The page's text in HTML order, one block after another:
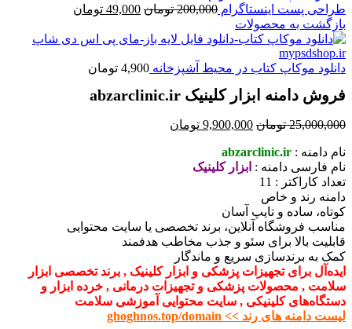
طراحی پست اینستاگرام 200,000 تومان قیمت
200,000 تومان
49,000 تومان
49,000 تومان
بازگشت به محصولات
دانلود موکاپ کتاب در محیط آشپزخانه 4,900 تومان
فروش دامنه ابزار کلینیک abzarclinic.ir
25,000,000 تومان قیمت
بود.
9,900,000 تومان
نام دامنه : abzarclinic.ir
نام فارسی دامنه : ابزار کلینیک
تعداد کاراکتر : 11
دامنه رند و خاص
کوتاه، ساده و تایپ آسان
مناسب فروشگاه آنلاین، برند تخصصی یا سایت محتوایی
قابلیت بالا برای سئو و جذب مخاطب هدفمند
کمک به برندسازی سریع و ماندگار
ایده‌آل برای تجهیزات پزشکی و ابزار کلینیک , برند تخصصی ابزار
سلامت , محصولات پزشکی و تجهیزات درمانی , خرده ابزار و
دستگاه‌های کلینیکی , سایت محتوایی آموزشی سلامت
لیست دامنه های رند >> ghoghnos.top/domain